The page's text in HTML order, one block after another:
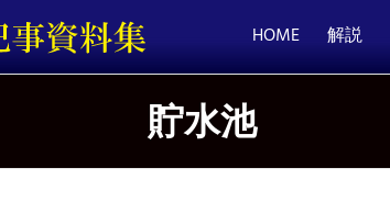
HOME 解説
貯水池